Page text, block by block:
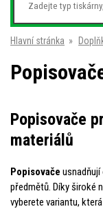
Hlavní stránka »
Popisovače
materiálů
Popisovače
předmětů. Díky široké
vyberete variantu,